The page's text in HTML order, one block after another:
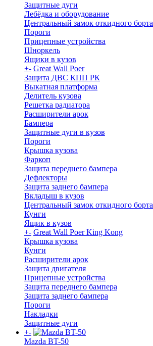
Защитные дуги
Лебёдка и оборудование
Центральный замок откидного борта
Пороги
Прицепные устройства
Шноркель
Ящики в кузов
+- Great Wall Poer
Защита ДВС КПП РК
Выкатная платформа
Делитель кузова
Решетка радиатора
Расширители арок
Бампера
Защитные дуги в кузов
Пороги
Крышка кузова
Фаркоп
Защита переднего бампера
Дефлекторы
Защита заднего бампера
Вкладыш в кузов
Центральный замок откидного борта
Кунги
Ящик в кузов
+- Great Wall Poer King Kong
Крышка кузова
Кунги
Расширители арок
Защита двигателя
Прицепные устройства
Защита переднего бампера
Защита заднего бампера
Пороги
Накладки
Защитные дуги
+-
Mazda BT-50